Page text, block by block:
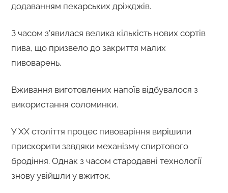
додаванням пекарських дріжджів.
З часом з’явилася велика кількість нових сортів
пива, що призвело до закриття малих
пивоварень.
Вживання виготовлених напоїв відбувалося з
використання соломинки.
У ХХ століття процес пивоваріння вирішили
прискорити завдяки механізму спиртового
бродіння. Однак з часом стародавні технології
знову увійшли у вжиток.